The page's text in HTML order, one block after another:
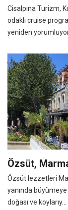
Cisalpina Turizm,
odaklı cruise
yeniden yorumluyor.
Özsüt,
Özsüt lezzetleri
yanında
doğası ve koylarıy...